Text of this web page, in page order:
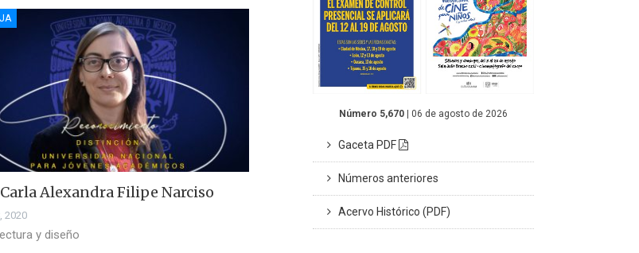
Alexandra Filipe Narciso
2020
y diseño
Número 5,670 | 06 de agosto de 2026
Gaceta PDF
Números anteriores
Acervo Histórico (PDF)